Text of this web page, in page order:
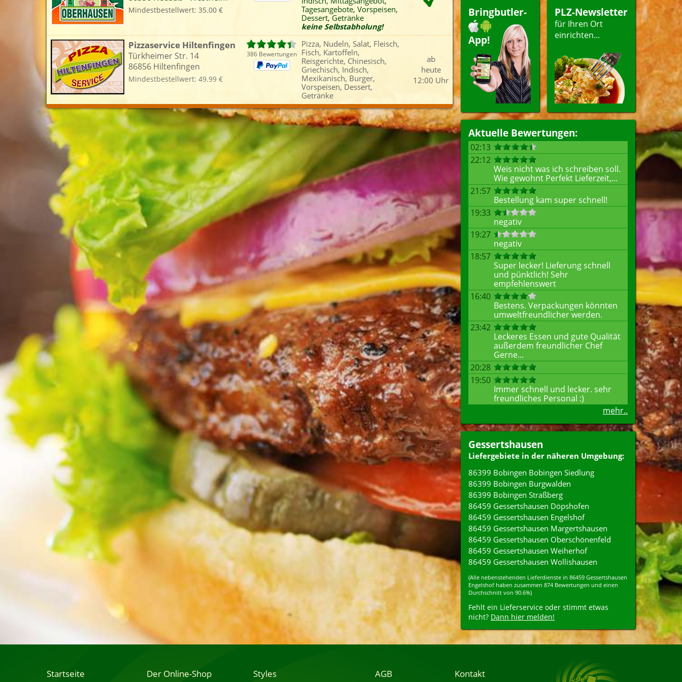
Bringbutler-
App!
PLZ-Newsletter
für Ihren Ort
einrichten...
Aktuelle Bewertungen:
02:13
22:12
Weis nicht was ich schreiben soll.
Wie gewohnt Perfekt Lieferzeit,...
21:57
Bestellung kam super schnell!
19:33
negativ
19:27
negativ
18:57
Super lecker! Lieferung schnell
und pünktlich! Sehr
empfehlenswert
16:40
Bestens. Verpackungen könnten
umweltfreundlicher werden.
23:42
Leckeres Essen und gute Qualität
außerdem freundlicher Chef
Gerne...
20:28
19:50
Immer schnell und lecker. sehr
freundliches Personal :)
mehr..
Gessertshausen
Liefergebiete in der näheren Umgebung:
86399 Bobingen Bobingen Siedlung
86399 Bobingen Burgwalden
86399 Bobingen Straßberg
86459 Gessertshausen Döpshofen
86459 Gessertshausen Engelshof
86459 Gessertshausen Margertshausen
86459 Gessertshausen Oberschönenfeld
86459 Gessertshausen Weiherhof
86459 Gessertshausen Wollishausen
(Alle nebenstehenden Lieferdienste in 86459 Gessertshausen
Engelshof haben zusammen 874 Bewertungen und einen
Durchschnitt von 90.6%)
Fehlt ein Lieferservice oder stimmt etwas
nicht? Dann hier melden!
Reisgerichte
Mexikanisch
Vorspeisen
sofort
für um : Uhr bestellen
Mindestbestellwert: 35.00 €
Tagesangebote, Vorspeisen,
Dessert, Getränke
keine Selbstabholung!
Pizzaservice Hiltenfingen
Türkheimer Str. 14
86856 Hiltenfingen
Mindestbestellwert: 49.99 €
386 Bewertungen
Pizza, Nudeln, Salat, Fleisch,
Fisch, Kartoffeln,
Reisgerichte, Chinesisch,
Griechisch, Indisch,
Mexikanisch, Burger,
Vorspeisen, Dessert,
Getränke
ab
heute
12:00 Uhr
Startseite
Der Online-Shop
Styles
AGB
Kontakt